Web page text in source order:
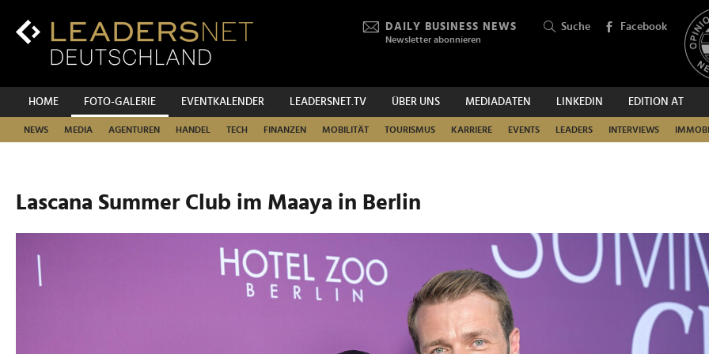
Inhalt
Hauptnavigation
DAILY BUSINESS NEWS
Newsletter abonnieren
Suche Facebook
HOME FOTO-GALERIE EVENTKALENDER LEADERSNET.TV ÜBER UNS MEDIADATEN LINKEDIN EDITION AT
NEWS MEDIA AGENTUREN HANDEL TECH FINANZEN MOBILITÄT TOURISMUS KARRIERE EVENTS LEADERS INTERVIEWS
SUCHEN
Lascana Summer Club im Maaya in Berlin